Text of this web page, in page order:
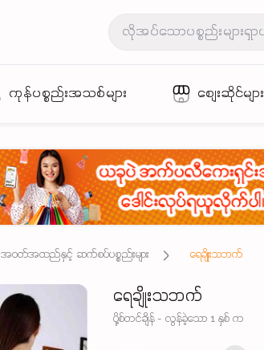
ကုန်ပစ္စည်းအသစ်များ စျေးဆိုင်များ
အဝတ်အထည်နှင့် ဆက်စပ်ပစ္စည်းများ ရေချိုးသဘက်
ရေချိုးသဘက်
ပို့စ်တင်ချိန် - လွန်ခဲ့သော 1 နှစ် က